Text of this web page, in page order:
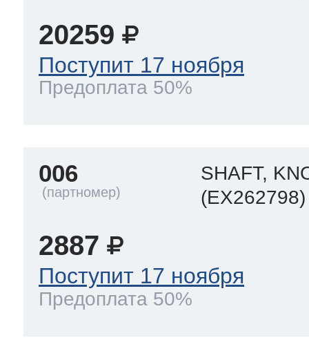
20259
Поступит 17 ноября
Предоплата 50%
006
SHAFT,
(EX262798)
2887
Поступит 17 ноября
Предоплата 50%